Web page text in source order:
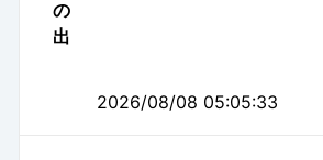
の
出
2026/08/08 05:05:33